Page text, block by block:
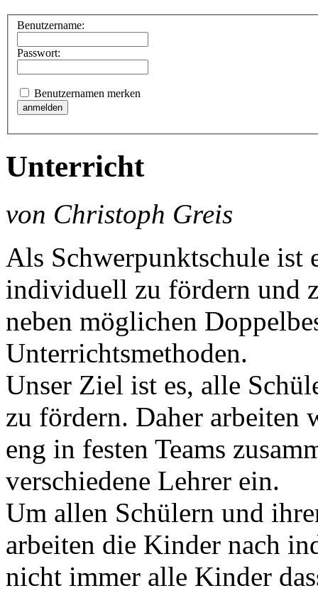
Benutzername:
Passwort:
Benutzernamen merken
Unterricht
von Christoph Greis
Als Schwerpunktschule ist
individuell zu fördern und
neben möglichen
Unterrichtsmethoden.
Unser Ziel ist es, alle
zu fördern. Daher arbeiten
eng in festen Teams
verschiedene Lehrer ein.
Um allen Schülern und
arbeiten die Kinder nach
nicht immer alle Kinder